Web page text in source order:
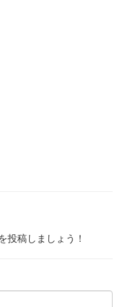
投稿しましょう！